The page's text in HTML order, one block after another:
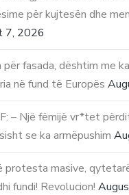
për kujtesën dhe
7, 2026
për fasada, dështim me
në fund të Europës
– Një fëmijë vr*tet
se ka armëpushim
protesta masive,
fundi! Revolucion!